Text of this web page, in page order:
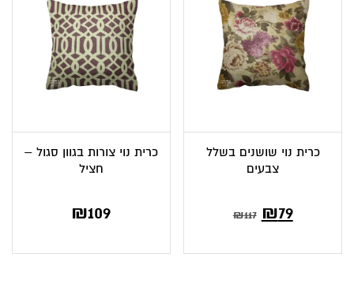
כרית נוי שושנים בשלל
צבעים
₪117 ₪79
כרית נוי צורות בגוון סגול –
חציל
₪109